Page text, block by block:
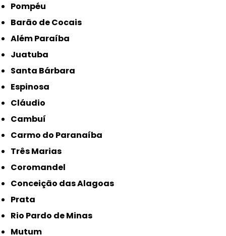
Pompéu
Barão de Cocais
Além Paraíba
Juatuba
Santa Bárbara
Espinosa
Cláudio
Cambuí
Carmo do Paranaíba
Três Marias
Coromandel
Conceição das Alagoas
Prata
Rio Pardo de Minas
Mutum